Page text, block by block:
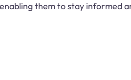
enabling them to stay informed